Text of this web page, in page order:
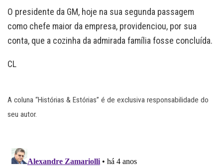
O presidente da GM, hoje na sua segunda passagem
como chefe maior da empresa, providenciou, por sua
conta, que a cozinha da admirada família fosse concluída.
CL
A coluna “Histórias & Estórias” é de exclusiva responsabilidade do
seu autor.